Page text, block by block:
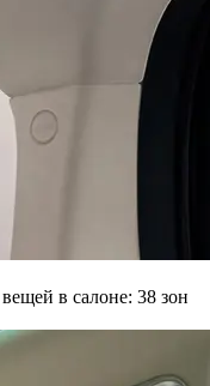
в салоне: 38 зон